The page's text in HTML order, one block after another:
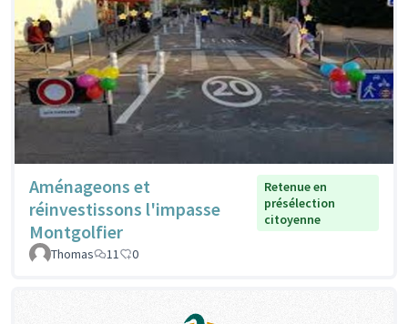
Aménageons et
réinvestissons l'impasse
Montgolfier
Retenue en
présélection
citoyenne
Thomas 11 0